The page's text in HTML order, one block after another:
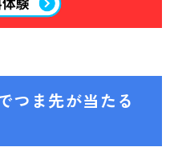
つま先が当たる